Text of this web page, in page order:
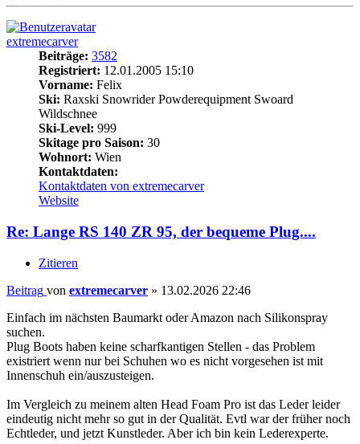
extremecarver
Beiträge: 3582
Registriert: 12.01.2005 15:10
Vorname: Felix
Ski: Raxski Snowrider Powderequipment Swoard
Wildschnee
Ski-Level: 999
Skitage pro Saison: 30
Wohnort: Wien
Kontaktdaten:
Kontaktdaten von extremecarver
Website
Re: Lange RS 140 ZR 95, der bequeme Plug....
Zitieren
Beitrag von extremecarver » 13.02.2026 22:46
Einfach im nächsten Baumarkt oder Amazon nach Silikonspray
suchen.
Plug Boots haben keine scharfkantigen Stellen - das Problem
existriert wenn nur bei Schuhen wo es nicht vorgesehen ist mit
Innenschuh ein/auszusteigen.
Im Vergleich zu meinem alten Head Foam Pro ist das Leder leider
eindeutig nicht mehr so gut in der Qualität. Evtl war der früher noch
Echtleder, und jetzt Kunstleder. Aber ich bin kein Lederexperte.